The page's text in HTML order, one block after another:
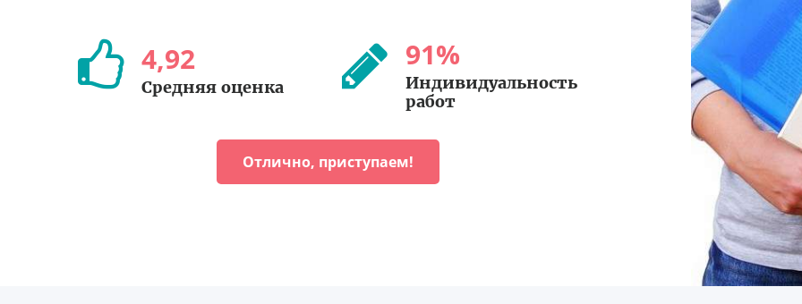
4,92
Средняя оценка
91%
Индивидуальность
работ
Отлично, приступаем!